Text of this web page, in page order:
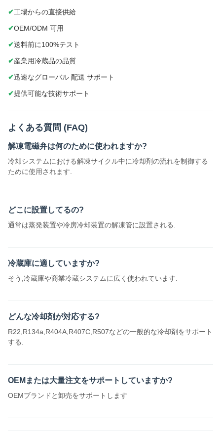
工場からの直接供給
OEM/ODM 可用
送料前に100%テスト
産業用冷蔵品の品質
迅速なグローバル 配送 サポート
提供可能な技術サポート
よくある質問 (FAQ)
解凍電磁弁は何のために使われますか?
冷却システムにおける解凍サイクル中に冷却剤の流れを制御する
ために使用されます.
どこに設置してるの?
通常は蒸発装置や冷房冷却装置の解凍管に設置される.
冷蔵庫に適していますか?
そう,冷蔵庫や商業冷蔵システムに広く使われています.
どんな冷却剤が対応する?
R22,R134a,R404A,R407C,R507などの一般的な冷却剤をサポート
する.
OEMまたは大量注文をサポートしていますか?
OEMブランドと卸売をサポートします